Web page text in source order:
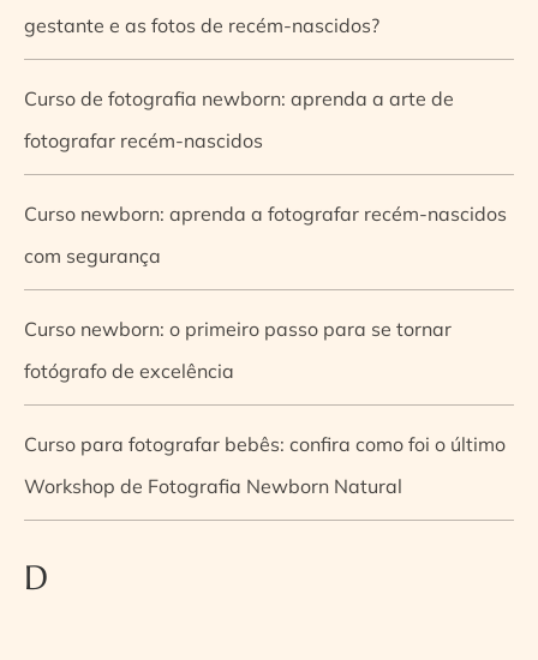
gestante e as fotos de recém-nascidos?
Curso de fotografia newborn: aprenda a arte de
fotografar recém-nascidos
Curso newborn: aprenda a fotografar recém-nascidos
com segurança
Curso newborn: o primeiro passo para se tornar
fotógrafo de excelência
Curso para fotografar bebês: confira como foi o último
Workshop de Fotografia Newborn Natural
D